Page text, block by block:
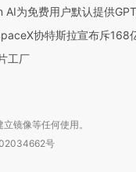
AI为免费用户默认提供
协特斯拉宣布斥168
工厂
镜像等任何使用。
号